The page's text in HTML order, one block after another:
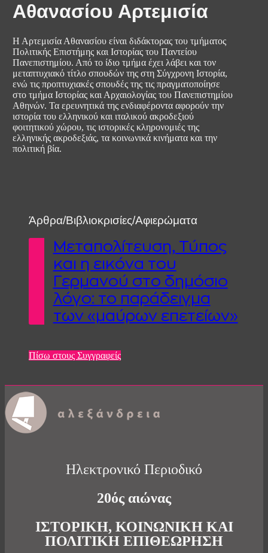
Αθανασίου Αρτεμισία
Η Αρτεμισία Αθανασίου είναι διδάκτορας του τμήματος
Πολιτικής Επιστήμης και Ιστορίας του Παντείου
Πανεπιστημίου. Από το ίδιο τμήμα έχει λάβει και τον
μεταπτυχιακό τίτλο σπουδών της στη Σύγχρονη Ιστορία,
ενώ τις προπτυχιακές σπουδές της τις πραγματοποίησε
στο τμήμα Ιστορίας και Αρχαιολογίας του Πανεπιστημίου
Αθηνών. Τα ερευνητικά της ενδιαφέροντα αφορούν την
ιστορία του ελληνικού και ιταλικού ακροδεξιού
φοιτητικού χώρου, τις ιστορικές κληρονομιές της
ελληνικής ακροδεξιάς, τα κοινωνικά κινήματα και την
πολιτική βία.
Άρθρα/Βιβλιοκρισίες/Αφιερώματα
Μεταπολίτευση, Τύπος
και η εικόνα του
Γερμανού στο δημόσιο
λόγο: το παράδειγμα
των «μαύρων επετείων»
Πίσω στους Συγγραφείς
Ηλεκτρονικό Περιοδικό
20ός αιώνας
ΙΣΤΟΡΙΚΗ, ΚΟΙΝΩΝΙΚΗ ΚΑΙ
ΠΟΛΙΤΙΚΗ ΕΠΙΘΕΩΡΗΣΗ